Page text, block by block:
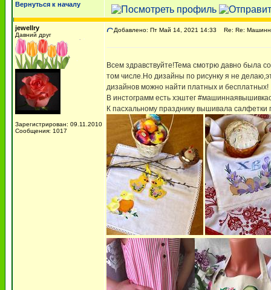
Вернуться к началу
jewellry
Давний друг
Зарегистрирован: 09.11.2010
Сообщения: 1017
Добавлено: Пт Май 14, 2021 14:33 Re: Re:
Всем здравствуйте!Тема смотрю давно была
том числе.Но дизайны по рисунку я не
дизайнов можно найти платных и бесплатных!
В инстограмм есть хэштег
К пасхальному празднику вышивала салфетки